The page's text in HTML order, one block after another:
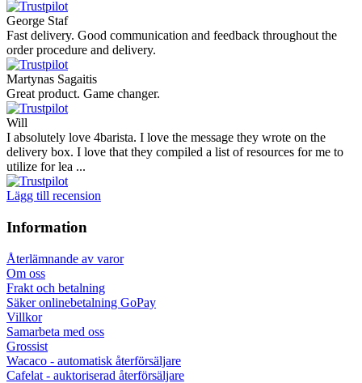
George Staf
Fast delivery. Good communication and feedback throughout the
order procedure and delivery.
Martynas Sagaitis
Great product. Game changer.
Will
I absolutely love 4barista. I love the message they wrote on the
delivery box. I love that they compiled a list of resources for me to
utilize for lea ...
Lägg till recension
Information
Återlämnande av varor
Om oss
Frakt och betalning
Säker onlinebetalning GoPay
Villkor
Samarbeta med oss
Grossist
Wacaco - automatisk återförsäljare
Cafelat - auktoriserad återförsäljare